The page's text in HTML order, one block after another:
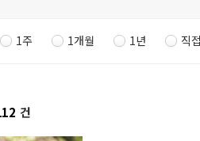
1주 1개월 1년 직
건